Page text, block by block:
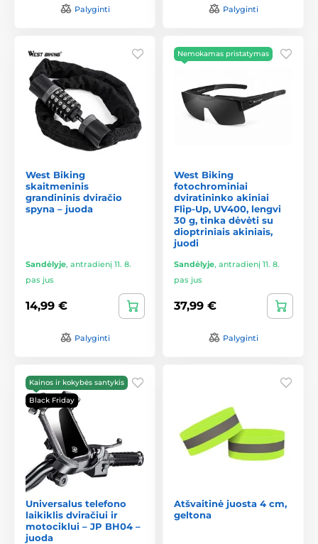
Palyginti Palyginti
West Biking
skaitmeninis
grandininis dviračio
spyna – juoda
Sandėlyje, antradienį 11. 8.
pas jus
14,99 €
Palyginti
Nemokamas pristatymas
West Biking
fotochrominiai
dviratininko akiniai
Flip-Up, UV400, lengvi
30 g, tinka dėvėti su
dioptriniais akiniais,
juodi
Sandėlyje, antradienį 11. 8.
pas jus
37,99 €
Palyginti
Kainos ir kokybės santykis
Black Friday
Universalus telefono
laikiklis dviračiui ir
motociklui – JP BH04 –
juoda
Atšvaitinė juosta 4 cm,
geltona